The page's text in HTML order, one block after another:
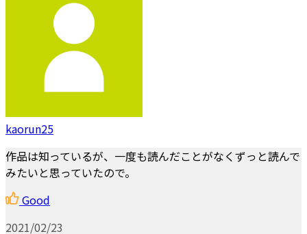
kaorun25
作品は知っているが、一度も読んだことがなくずっと読んで
みたいと思っていたので。
Good
2021/02/23